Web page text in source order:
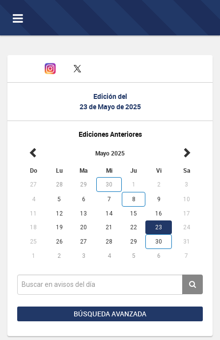
Toggle
navigation
Edición del
23 de Mayo de 2025
Ediciones Anteriores
Mayo 2025
Do Lu Ma Mi Ju Vi Sa
27 28 29 30 1 2 3
4 5 6 7 8 9 10
11 12 13 14 15 16
17
18
19 20 21 22 23 24
25 26 27 28 29 30 31
1 2 3 4 5 6 7
BÚSQUEDA AVANZADA